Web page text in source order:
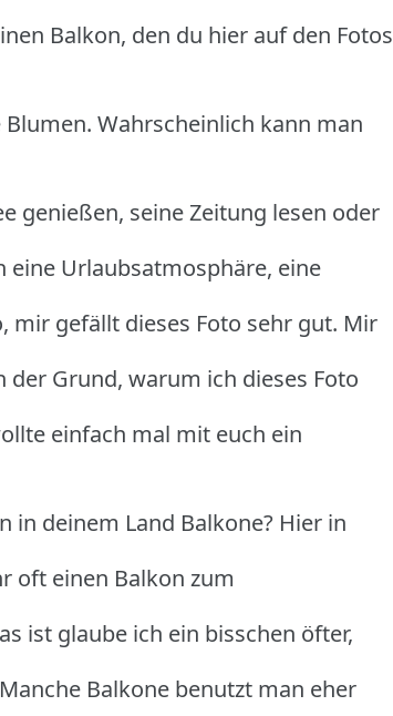
Balkon, den du hier auf den Fotos
Wahrscheinlich kann man
genießen, seine Zeitung lesen oder
Urlaubsatmosphäre, eine
gefällt dieses Foto sehr gut. Mir
Grund, warum ich dieses Foto
einfach mal mit euch ein
in deinem Land Balkone? Hier in
oft einen Balkon zum
ist glaube ich ein bisschen öfter,
Balkone benutzt man eher